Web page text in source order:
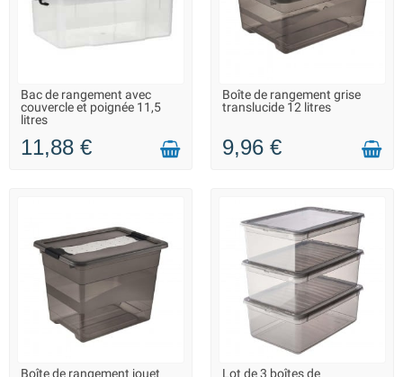
LIVRAISON 2 À 3 JOURS
Bac de rangement avec
couvercle et poignée 11,5
litres
11,88 €
EN STOCK DANS 7 JOURS -
VOUS POUVEZ COMMANDER
Boîte de rangement grise
translucide 12 litres
9,96 €
Boîte de rangement jouet Lot de 3 boîtes de